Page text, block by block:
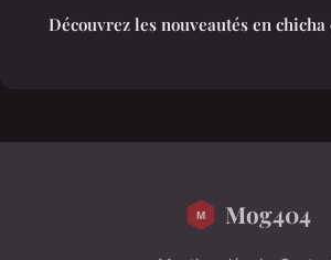
Découvrez les nouveautés en
Mog404